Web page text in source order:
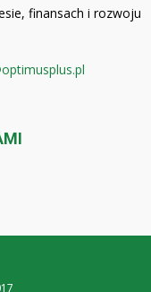
finansach i rozwoju